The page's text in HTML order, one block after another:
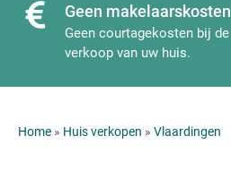
Geen makelaarskosten
Geen courtagekosten bij de
verkoop van uw huis.
Home » Huis verkopen » Vlaardingen